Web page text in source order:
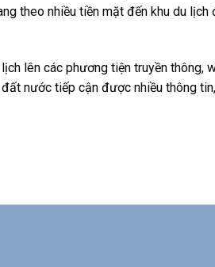
theo nhiều tiền mặt đến khu du
lên các phương tiện truyền thông,
nước tiếp cận được nhiều thông